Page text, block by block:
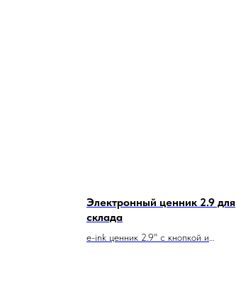
Электронный ценник 2.9 для
склада
e-ink ценник 2.9" с кнопкой и